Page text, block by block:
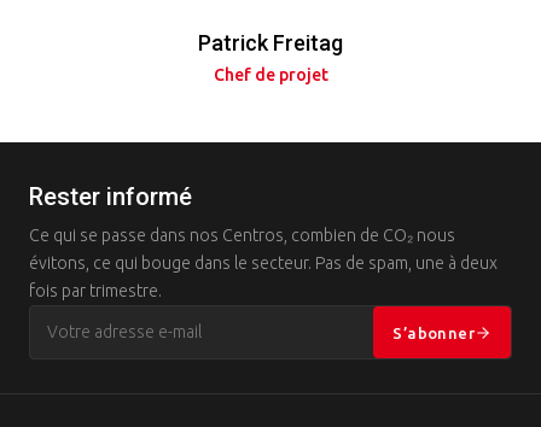
Patrick Freitag
Chef de projet
Rester informé
Ce qui se passe dans nos Centros, combien de CO₂ nous
évitons, ce qui bouge dans le secteur. Pas de spam, une à deux
fois par trimestre.
S’abonner